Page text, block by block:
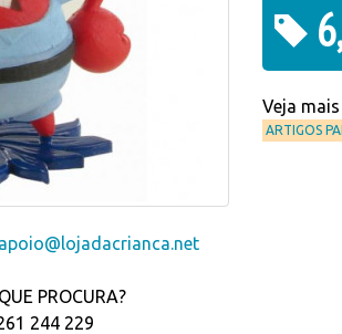
apoio@lojadacrianca.net
PROCURA?
244 229
Veja mais
ARTIGOS